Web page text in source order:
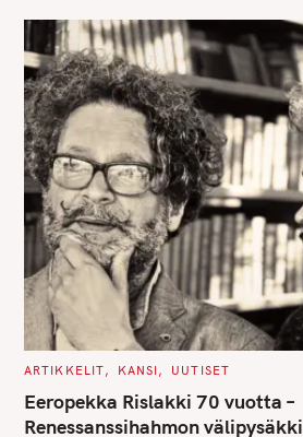
S
C
T
E
G
ARTIKKELIT KANSI UUTISET
Eeropekka Rislakki 70 vuotta –
Renessanssihahmon välipysäkki